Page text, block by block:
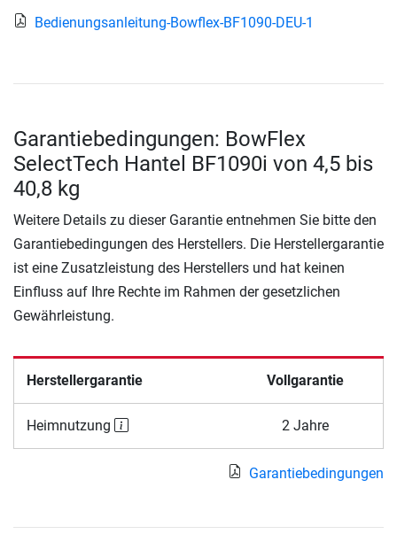
Bedienungsanleitung-Bowflex-BF1090-DEU-1
Garantiebedingungen: BowFlex
SelectTech Hantel BF1090i von 4,5 bis
40,8 kg
Weitere Details zu dieser Garantie entnehmen Sie bitte den
Garantiebedingungen des Herstellers. Die Herstellergarantie
ist eine Zusatzleistung des Herstellers und hat keinen
Einfluss auf Ihre Rechte im Rahmen der gesetzlichen
Gewährleistung.
Herstellergarantie Vollgarantie
Heimnutzung 2 Jahre
Garantiebedingungen